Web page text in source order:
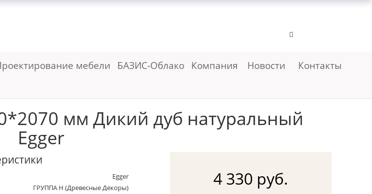
мебели БАЗИС-Облако Компания Новости Контакты
мм Дикий дуб натуральный
Egger
Egger
ГРУППА Н (Древесные Декоры)
4 330 руб.